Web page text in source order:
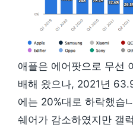
애플은 에어팟으로 무선
배해 왔으나, 2021년
에는 20%대로 하락했습
쉐어가 감소하였지만 갤